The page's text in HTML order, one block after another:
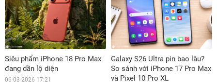
Siêu phẩm iPhone 18 Pro Max
đang dần lộ diện
06-03-2026 17:21
Galaxy S26 Ultra pin bao lâu?
So sánh với iPhone 17 Pro Max
và Pixel 10 Pro XL